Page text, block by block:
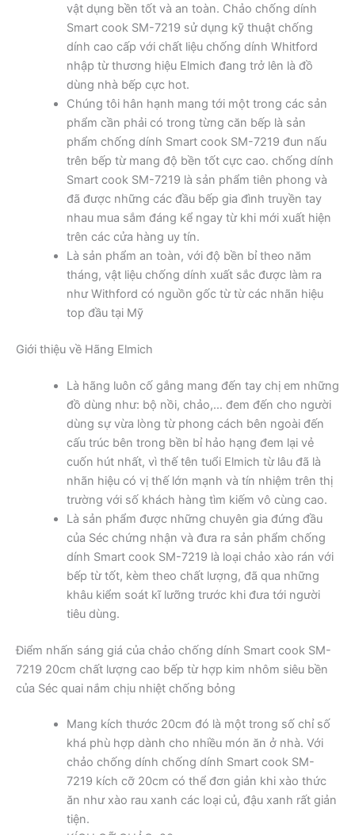
vật dụng bền tốt và an toàn. Chảo chống dính
Smart cook SM-7219 sử dụng kỹ thuật chống
dính cao cấp với chất liệu chống dính Whitford
nhập từ thương hiệu Elmich đang trở lên là đồ
dùng nhà bếp cực hot.
Chúng tôi hân hạnh mang tới một trong các sản
phẩm cần phải có trong từng căn bếp là sản
phẩm chống dính Smart cook SM-7219 đun nấu
trên bếp từ mang độ bền tốt cực cao. chống dính
Smart cook SM-7219 là sản phẩm tiên phong và
đã được những các đầu bếp gia đình truyền tay
nhau mua sắm đáng kể ngay từ khi mới xuất hiện
trên các cửa hàng uy tín.
Là sản phẩm an toàn, với độ bền bỉ theo năm
tháng, vật liệu chống dính xuất sắc được làm ra
như Withford có nguồn gốc từ từ các nhãn hiệu
top đầu tại Mỹ
Giới thiệu về Hãng Elmich
Là hãng luôn cố gắng mang đến tay chị em những
đồ dùng như: bộ nồi, chảo,… đem đến cho người
dùng sự vừa lòng từ phong cách bên ngoài đến
cấu trúc bên trong bền bỉ hảo hạng đem lại vẻ
cuốn hút nhất, vì thế tên tuổi Elmich từ lâu đã là
nhãn hiệu có vị thế lớn mạnh và tín nhiệm trên thị
trường với số khách hàng tìm kiếm vô cùng cao.
Là sản phẩm được những chuyên gia đứng đầu
của Séc chứng nhận và đưa ra sản phẩm chống
dính Smart cook SM-7219 là loại chảo xào rán với
bếp từ tốt, kèm theo chất lượng, đã qua những
khâu kiểm soát kĩ lưỡng trước khi đưa tới người
tiêu dùng.
Điểm nhấn sáng giá của chảo chống dính Smart cook SM-
7219 20cm chất lượng cao bếp từ hợp kim nhôm siêu bền
của Séc quai nắm chịu nhiệt chống bỏng
Mang kích thước 20cm đó là một trong số chỉ số
khá phù hợp dành cho nhiều món ăn ở nhà. Với
chảo chống dính chống dính Smart cook SM-
7219 kích cỡ 20cm có thể đơn giản khi xào thức
ăn như xào rau xanh các loại củ, đậu xanh rất giản
tiện.